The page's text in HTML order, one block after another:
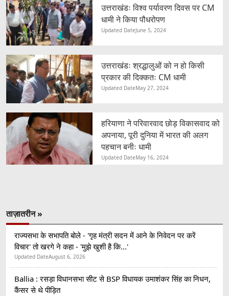
उत्तराखंडः विश्व पर्यावरण दिवस पर CM
धामी ने किया पौधरोपण
Updated DateJune 5, 2024
उत्तराखंडः श्रद्धालुओं को न हो किसी
प्रकार की दिक्कतः CM धामी
Updated DateMay 27, 2024
हरियाणा ने परिवारवाद छोड़ विकासवाद को
अपनाया, पूरी दुनिया में भारत की अलग
पहचान बनीः धामी
Updated DateMay 16, 2024
ताज़ातरीन »
राज्यसभा के सभापति बोले - 'गृह मंत्री सदन में आने के निवेदन पर करें
विचार' तो खरगे ने कहा - 'मुझे खुशी है कि...'
Updated DateAugust 6, 2026
Ballia : रसड़ा विधानसभा सीट से BSP विधायक उमाशंकर सिंह का निधन,
कैंसर से थे पीड़ित